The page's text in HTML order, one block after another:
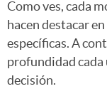
Como ves, cada
hacen destacar
específicas. A
profundidad cada
decisión.